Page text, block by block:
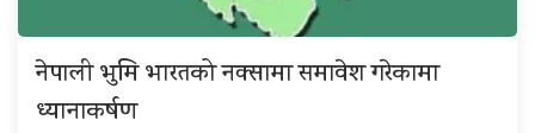
नेपाली भुमि भारतको नक्सामा समावेश गरेकामा
ध्यानाकर्षण